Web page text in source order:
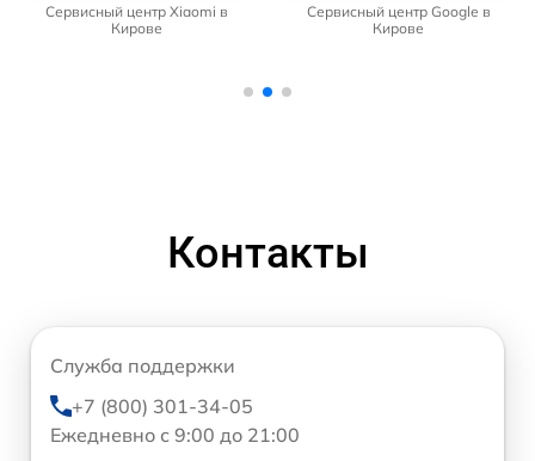
Сервисный центр Xiaomi в
Кирове
Сервисный центр Google в
Кирове
Контакты
Служба поддержки
+7 (800) 301-34-05
Ежедневно с 9:00 до 21:00